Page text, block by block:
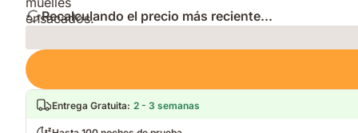
Recalculando el precio más reciente...
Loading
Entrega Gratuita: 2 - 3 semanas